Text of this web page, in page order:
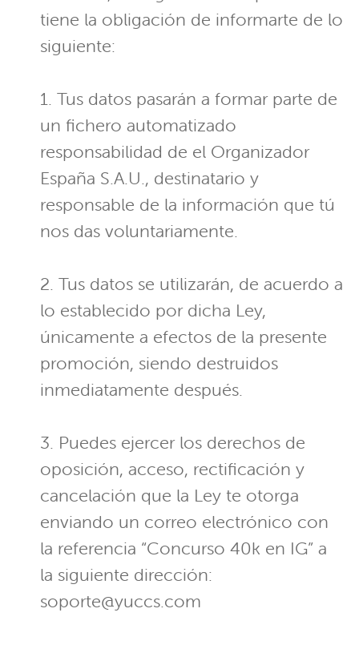
tiene la obligación de informarte de lo
siguiente:
1. Tus datos pasarán a formar parte de
un fichero automatizado
responsabilidad de el Organizador
España S.A.U., destinatario y
responsable de la información que tú
nos das voluntariamente.
2. Tus datos se utilizarán, de acuerdo a
lo establecido por dicha Ley,
únicamente a efectos de la presente
promoción, siendo destruidos
inmediatamente después.
3. Puedes ejercer los derechos de
oposición, acceso, rectificación y
cancelación que la Ley te otorga
enviando un correo electrónico con
la referencia “Concurso 40k en IG” a
la siguiente dirección:
soporte@yuccs.com